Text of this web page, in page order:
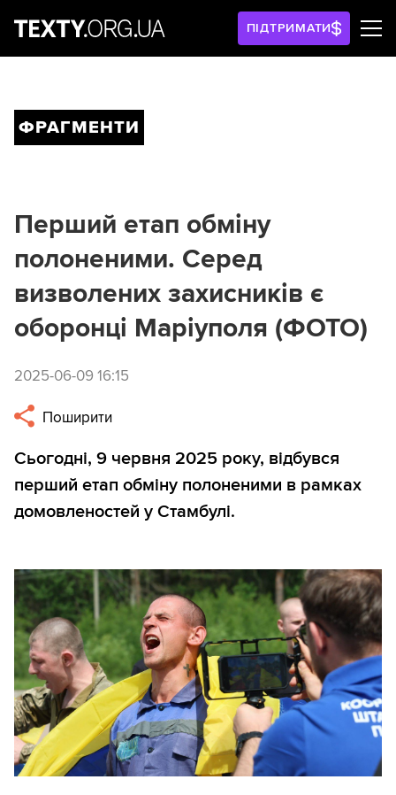
ПІДТРИМАТИ
ФРАГМЕНТИ
Перший етап обміну
полоненими. Серед
визволених захисників є
оборонці Маріуполя (ФОТО)
2025-06-09 16:15
Поширити
Сьогодні, 9 червня 2025 року, відбувся
перший етап обміну полоненими в рамках
домовленостей у Стамбулі.